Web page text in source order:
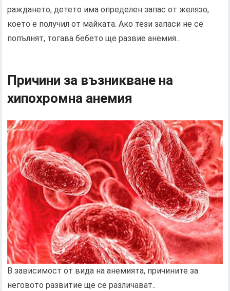
раждането, детето има определен запас от желязо,
което е получил от майката. Ако тези запаси не се
попълнят, тогава бебето ще развие анемия..
Причини за възникване на
хипохромна анемия
В зависимост от вида на анемията, причините за
неговото развитие ще се различават..